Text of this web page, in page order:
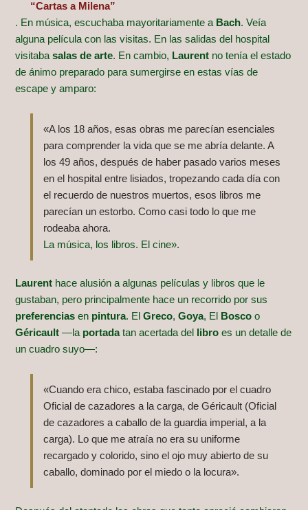
“Cartas a Milena”
. En música, escuchaba mayoritariamente a Bach. Veía
alguna película con las visitas. En las salidas del hospital
visitabasalas de arte. En cambio, Laurent no tenía el estado
de ánimo preparado para sumergirse en estas vías de
escape y amparo:
«A los 18 años, esas obras me parecían esenciales
para comprender la vida que se me abría delante. A
los 49 años, después de haber pasado varios meses
en el hospital entre lisiados, tropezando cada día con
el recuerdo de nuestros muertos, esos libros me
parecían un estorbo. Como casi todo lo que me
rodeaba ahora.
La música, los libros. El cine».
Laurent hace alusión a algunas películas y libros que le
gustaban, pero principalmente hace un recorrido por sus
preferencias en pintura. ElGreco,Goya, El Bosco o
Géricault —la portadatan acertada del libro es un detalle de
un cuadro suyo—:
«Cuando era chico, estaba fascinado por el cuadro
Oficial de cazadores a la carga, de Géricault (Oficial
de cazadores a caballo de la guardia imperial, a la
carga). Lo que me atraía no era su uniforme
recargado y colorido, sino el ojo muy abierto de su
caballo, dominado por el miedo o la locura».